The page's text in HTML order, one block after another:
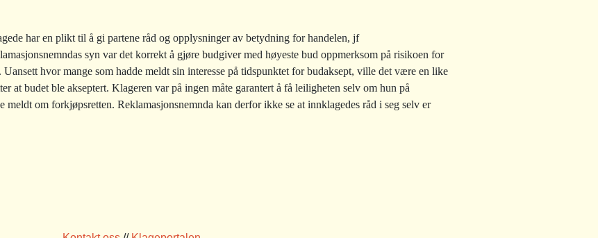
har en plikt til å gi partene råd og opplysninger av betydning for handelen, jf
syn var det korrekt å gjøre budgiver med høyeste bud oppmerksom på risikoen for
hvor mange som hadde meldt sin interesse på tidspunktet for budaksept, ville det være en like
at budet ble akseptert. Klageren var på ingen måte garantert å få leiligheten selv om hun på
meldt om forkjøpsretten. Reklamasjonsnemnda kan derfor ikke se at innklagedes råd i seg selv er